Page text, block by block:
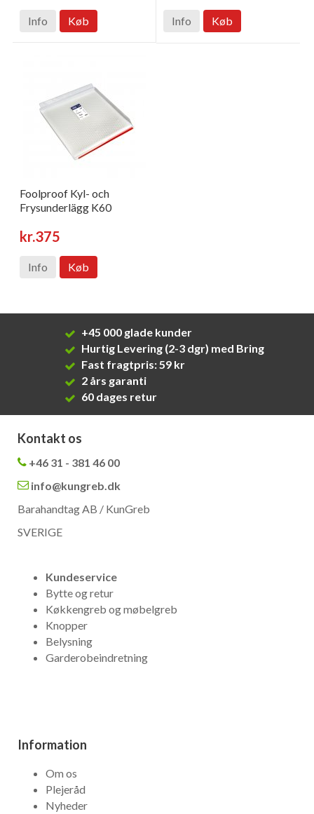
Info Køb Info Køb
Foolproof Kyl- och
Frysunderlägg K60
kr.375
Info Køb
+45 000 glade kunder
Hurtig Levering (2-3 dgr) med Bring
Fast fragtpris: 59 kr
2 års garanti
60 dages retur
Kontakt os
+46 31 - 381 46 00
info@kungreb.dk
Barahandtag AB / KunGreb
SVERIGE
Kundeservice
Bytte og retur
Køkkengreb og møbelgreb
Knopper
Belysning
Garderobeindretning
Information
Om os
Plejeråd
Nyheder